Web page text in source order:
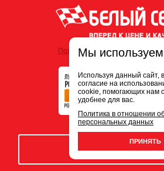
Политика обработки
ЗАПИСЬ НА
Мы
Используя данный сайт,
согласие на
cookie, помогающих нам
удобнее для вас.
Политика в отношении
персональных данных
ПРИНЯТЬ